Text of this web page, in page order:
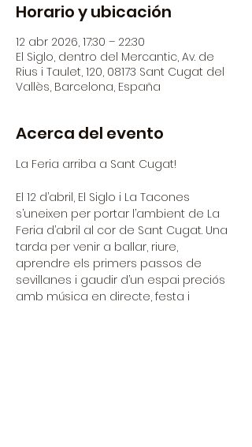
Horario y ubicación
12 abr 2026, 17:30 – 22:30
El Siglo, dentro del Mercantic, Av. de
Rius i Taulet, 120, 08173 Sant Cugat del
Vallès, Barcelona, España
Acerca del evento
La Feria arriba a Sant Cugat!
El 12 d’abril, El Siglo i La Tacones
s’uneixen per portar l’ambient de La
Feria d’abril al cor de Sant Cugat. Una
tarda per venir a ballar, riure,
aprendre els primers passos de
sevillanes i gaudir d’un espai preciós
amb música en directe, festa i